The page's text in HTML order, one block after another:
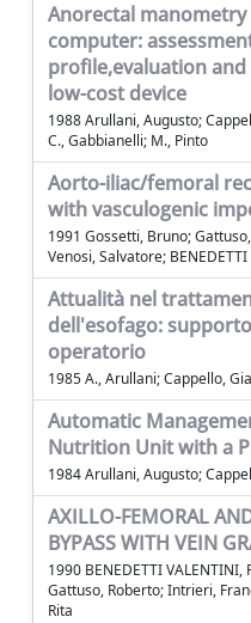
Anorectal
computer:
profile,evaluation
low-cost device
1988 Arullani, Augusto;
C., Gabbianelli; M., Pinto
Aorto-iliac/femoral
with vasculogenic
1991 Gossetti, Bruno;
Venosi, Salvatore; BENEDETTI
Attualità nel
dell'esofago:
operatorio
1985 A., Arullani; Cappello,
Automatic
Nutrition Unit with a
1984 Arullani, Augusto;
AXILLO-FEMORAL
BYPASS WITH VEIN
1990 BENEDETTI
Gattuso, Roberto; Intrieri,
Rita